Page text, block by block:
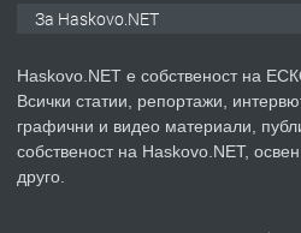
ПРЕДЛАГА
За Haskovo.NET
Haskovo.NET е собственост на
Всички статии, репортажи,
графични и видео материали,
собственост на Haskovo.NET,
друго.